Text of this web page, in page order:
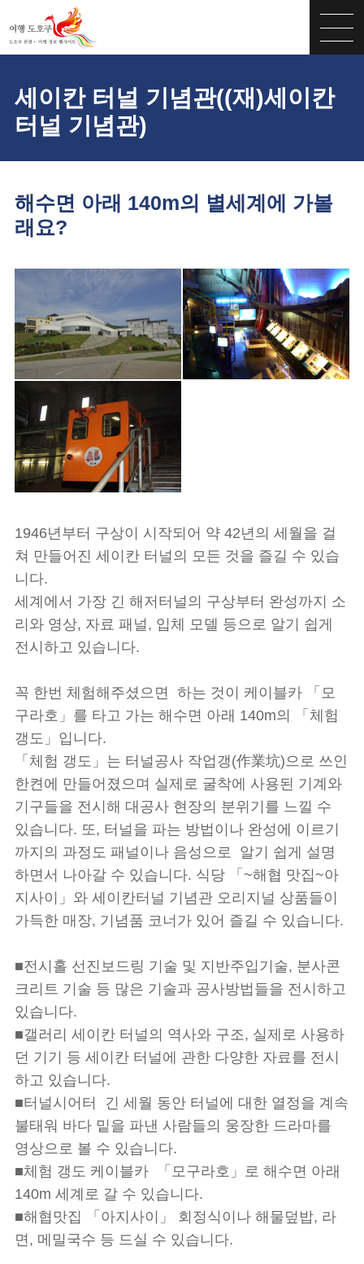
세이칸 터널 기념관((재)세이칸
터널 기념관)
해수면 아래 140m의 별세계에 가볼
래요?
1946년부터 구상이 시작되어 약 42년의 세월을 걸
쳐 만들어진 세이칸 터널의 모든 것을 즐길 수 있습
니다.
세계에서 가장 긴 해저터널의 구상부터 완성까지 소
리와 영상, 자료 패널, 입체 모델 등으로 알기 쉽게
전시하고 있습니다.
꼭 한번 체험해주셨으면 하는 것이 케이블카 「모
구라호」를 타고 가는 해수면 아래 140m의 「체험
갱도」입니다.
「체험 갱도」는 터널공사 작업갱(作業坑)으로 쓰인
한켠에 만들어졌으며 실제로 굴착에 사용된 기계와
기구들을 전시해 대공사 현장의 분위기를 느낄 수
있습니다. 또, 터널을 파는 방법이나 완성에 이르기
까지의 과정도 패널이나 음성으로 알기 쉽게 설명
하면서 나아갈 수 있습니다. 식당 「~해협 맛집~아
지사이」와 세이칸터널 기념관 오리지널 상품들이
가득한 매장, 기념품 코너가 있어 즐길 수 있습니다.
■전시홀 선진보드링 기술 및 지반주입기술, 분사콘
크리트 기술 등 많은 기술과 공사방법들을 전시하고
있습니다.
■갤러리 세이칸 터널의 역사와 구조, 실제로 사용하
던 기기 등 세이칸 터널에 관한 다양한 자료를 전시
하고 있습니다.
■터널시어터 긴 세월 동안 터널에 대한 열정을 계속
불태워 바다 밑을 파낸 사람들의 웅장한 드라마를
영상으로 볼 수 있습니다.
■체험 갱도 케이블카 「모구라호」로 해수면 아래
140m 세계로 갈 수 있습니다.
■해협맛집 「아지사이」 회정식이나 해물덮밥, 라
면, 메밀국수 등 드실 수 있습니다.